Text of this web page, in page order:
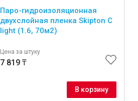
Паро-гидроизоляционная
двухслойная пленка Skipton C
light (1.6, 70м2)
Цена за штуку
7 819 ₸
В корзину